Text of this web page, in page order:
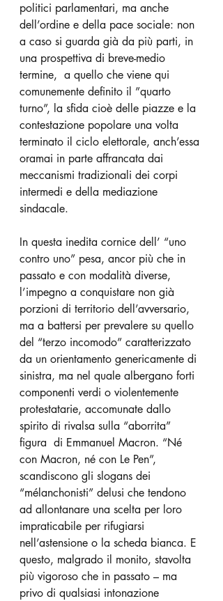
politici parlamentari, ma anche
dell’ordine e della pace sociale: non
a caso si guarda già da più parti, in
una prospettiva di breve-medio
termine,  a quello che viene qui
comunemente definito il ”quarto
turno”, la sfida cioè delle piazze e la
contestazione popolare una volta
terminato il ciclo elettorale, anch’essa
oramai in parte affrancata dai
meccanismi tradizionali dei corpi
intermedi e della mediazione
sindacale.
In questa inedita cornice dell’ “uno
contro uno” pesa, ancor più che in
passato e con modalità diverse,
l’impegno a conquistare non già
porzioni di territorio dell’avversario,
ma a battersi per prevalere su quello
del “terzo incomodo” caratterizzato
da un orientamento genericamente di
sinistra, ma nel quale albergano forti
componenti verdi o violentemente
protestatarie, accomunate dallo
spirito di rivalsa sulla “aborrita”
figura  di Emmanuel Macron. “Né
con Macron, né con Le Pen”,
scandiscono gli slogans dei
“mélanchonisti” delusi che tendono
ad allontanare una scelta per loro
impraticabile per rifugiarsi
nell’astensione o la scheda bianca. E
questo, malgrado il monito, stavolta
più vigoroso che in passato – ma
privo di qualsiasi intonazione